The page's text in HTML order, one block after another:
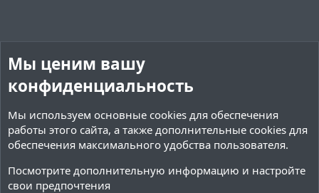
Мы ценим вашу
конфиденциальность
Мы используем основные cookies для обеспечения
работы этого сайта, а также дополнительные cookies для
обеспечения максимального удобства пользователя.
Посмотрите дополнительную информацию и настройте
свои предпочтения